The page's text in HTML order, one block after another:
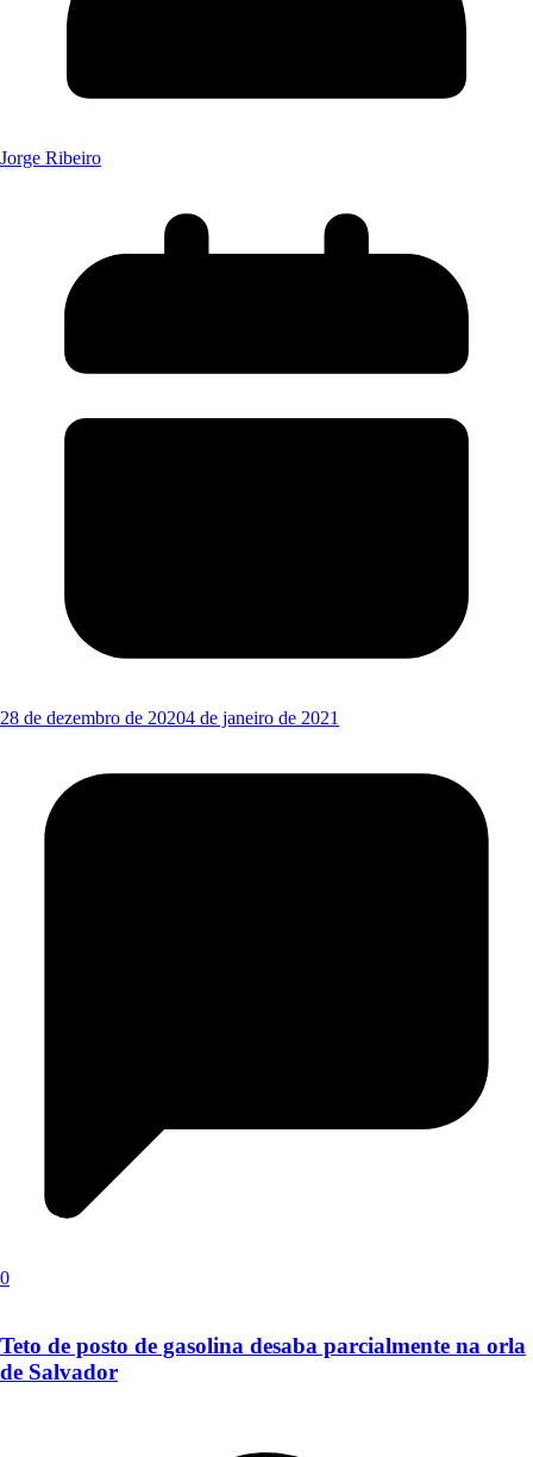
Jorge Ribeiro
28 de dezembro de 20204 de janeiro de 2021
0
Teto de posto de gasolina desaba parcialmente na orla
de Salvador